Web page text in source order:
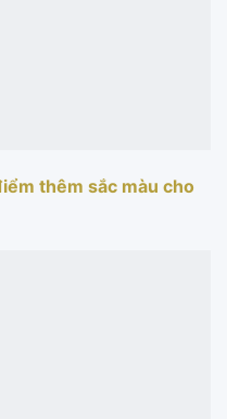
thêm sắc màu cho